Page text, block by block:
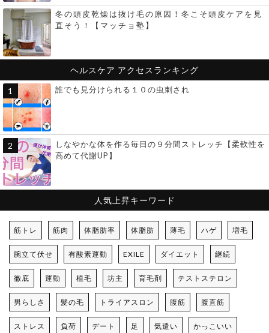
冬の頭皮乾燥は抜け毛の原因！冬こそ頭皮ケアを見
直そう！【マッチョ塾】
ヘルスケア アクセスランキング
誰でも見分けられる１０の虫刺され
しなやかな体を作る毎日の９分間ストレッチ【柔軟性を
高めて代謝UP】
人気上昇キーワード
筋トレ 筋肉 体脂肪率 体脂肪 薄毛 ハゲ 増毛
腕立て伏せ 有酸素運動 EXILE ダイエット 継続
徹底 運動 植毛 坊主 育毛剤 テストステロン
男らしさ 髪の毛 トライアスロン 腹筋 腹直筋
ストレス 負荷 デート 足 気遣い かっこいい